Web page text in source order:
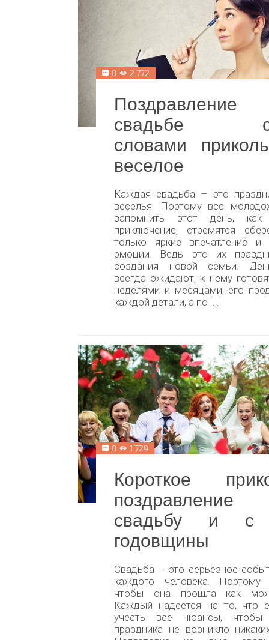
0 2 772
свадьбе
словами
веселое
Каждая свадьба – это
веселья. Поэтому все
запомнить этот день, как
приключение, стремятся
только яркие впечатление и
эмоции. Ведь это их
создания новой семьи.
всегда ожидают, к нему
неделями и месяцами, его
каждой детали, а по […]
0 1 729
Короткое
свадьбу и с
годовщины
Свадьба – это серьезное
каждого человека. Поэтому
чтобы она прошла как
Каждый надеется на то, что
учесть все нюансы,
праздника не возникло